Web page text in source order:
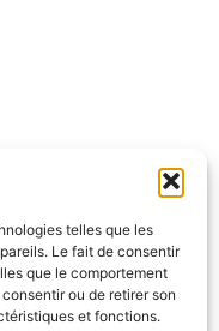
telles que les
Le fait de consentir
que le comportement
ou de retirer son
et fonctions.
L